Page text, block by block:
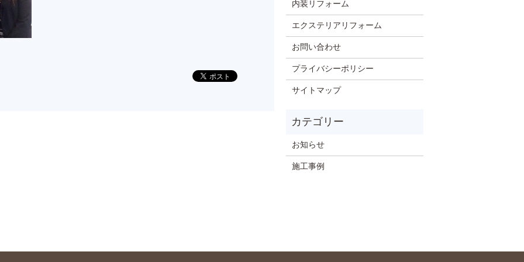
内装リフォーム
エクステリアリフォーム
お問い合わせ
プライバシーポリシー
サイトマップ
お知らせ
施工事例